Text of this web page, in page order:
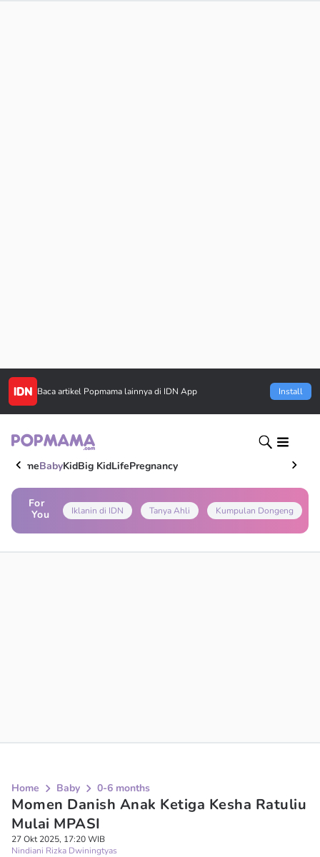
Baca artikel Popmama lainnya di IDN App Install
HomeBabyKidBig KidLifePregnancy
For
You
Iklanin di IDN Tanya Ahli Kumpulan Dongeng
Home Baby 0-6 months
Momen Danish Anak Ketiga Kesha Ratuliu
Mulai MPASI
27 Okt 2025, 17:20 WIB
Nindiani Rizka Dwiningtyas